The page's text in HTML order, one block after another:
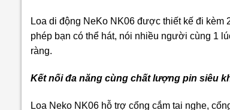
Loa di động NeKo NK06 được thiết kế đi kèm
phép bạn có thể hát, nói nhiều người cùng 1
ràng.
Kết nối đa năng cùng chất lượng pin siêu
Loa Neko NK06 hỗ trợ cổng cắm tai nghe,